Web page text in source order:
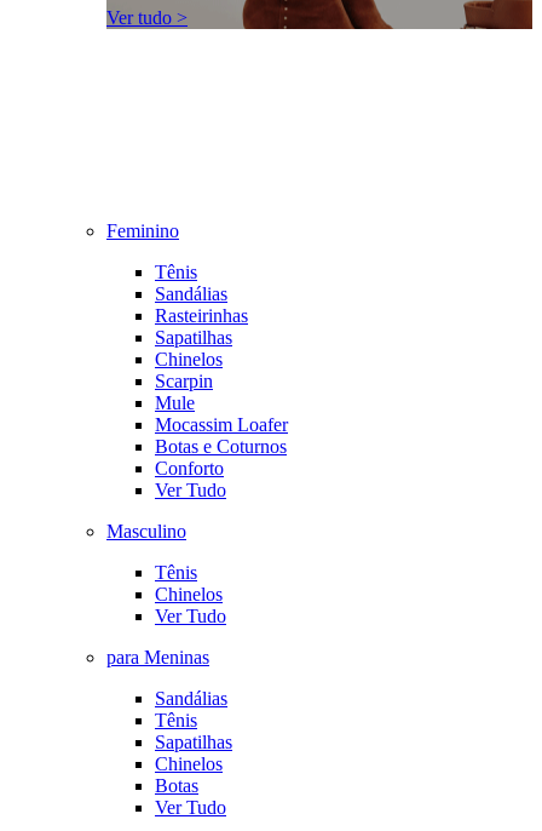
Ver tudo >
Feminino
Tênis
Sandálias
Rasteirinhas
Sapatilhas
Chinelos
Scarpin
Mule
Mocassim Loafer
Botas e Coturnos
Conforto
Ver Tudo
Masculino
Tênis
Chinelos
Ver Tudo
para Meninas
Sandálias
Tênis
Sapatilhas
Chinelos
Botas
Ver Tudo